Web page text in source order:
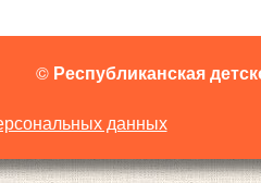
© Республиканская
данных